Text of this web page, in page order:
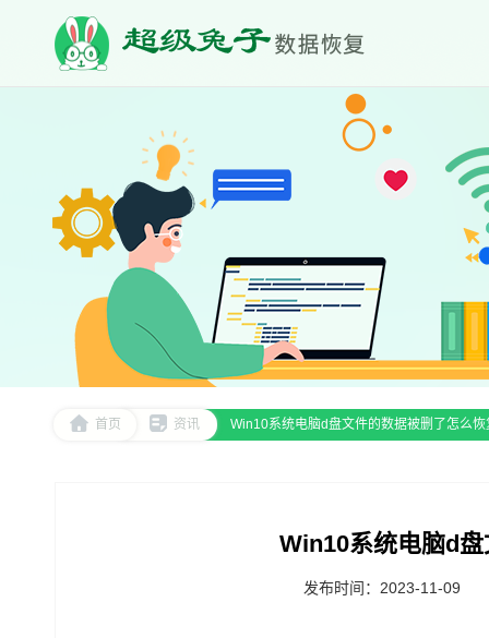
首页 资讯 Win10系统电脑d盘文件的数据被删了怎么恢
Win10系统电脑d
发布时间：2023-11-09